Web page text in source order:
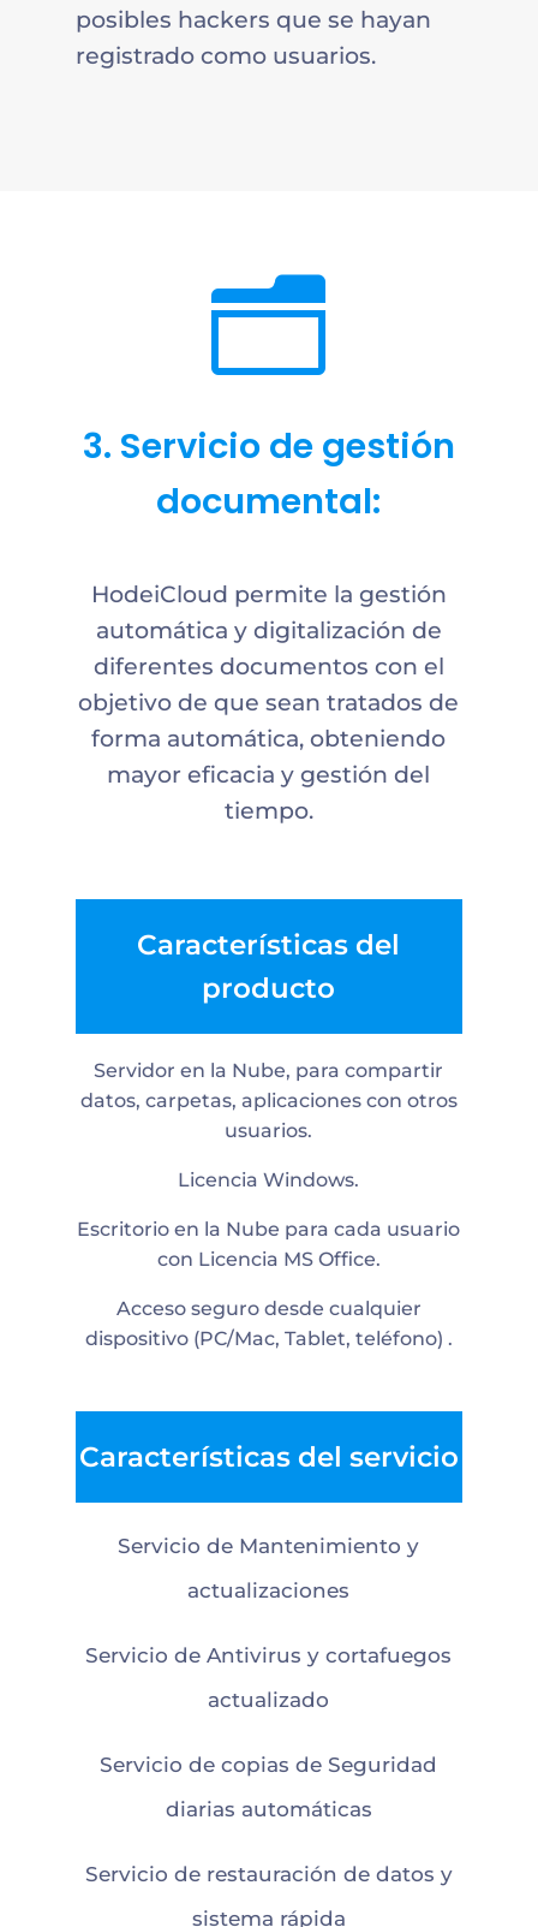
posibles hackers que se hayan
registrado como usuarios.
n
3. Servicio de gestión
documental:
HodeiCloud permite la gestión
automática y digitalización de
diferentes documentos con el
objetivo de que sean tratados de
forma automática, obteniendo
mayor eficacia y gestión del
tiempo.
Características del
producto
Servidor en la Nube, para compartir
datos, carpetas, aplicaciones con otros
usuarios.
Licencia Windows.
Escritorio en la Nube para cada usuario
con Licencia MS Office.
Acceso seguro desde cualquier
dispositivo (PC/Mac, Tablet, teléfono) .
Características del servicio
Servicio de Mantenimiento y
actualizaciones
Servicio de Antivirus y cortafuegos
actualizado
Servicio de copias de Seguridad
diarias automáticas
Servicio de restauración de datos y
sistema rápida